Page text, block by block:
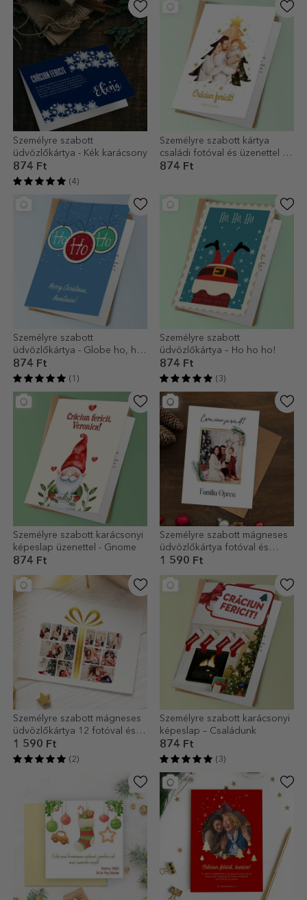
Személyre szabott
üdvözlőkártya - Kék karácsony
874 Ft
(4)
Személyre szabott kártya
családi fotóval és üzenettel -
Karácsonyfa
874 Ft
Személyre szabott
üdvözlőkártya - Globe ho, ho,
ho!
874 Ft
(1)
Személyre szabott
üdvözlőkártya – Ho ho ho!
874 Ft
(3)
Személyre szabott karácsonyi
képeslap üzenettel - Gnome
874 Ft
Személyre szabott mágneses
üdvözlőkártya fotóval és
szöveggel – Boldog
1 590 Ft
Személyre szabott mágneses
üdvözlőkártya 12 fotóval és
szöveggel - Ajándékdoboz
1 590 Ft
(2)
Személyre szabott karácsonyi
képeslap – Családunk
874 Ft
(3)